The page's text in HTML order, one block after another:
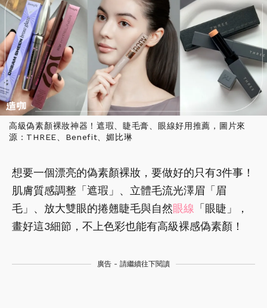
高級偽素顏裸妝神器！遮瑕、睫毛膏、眼線好用推薦，圖片來
源：THREE、Benefit、媚比琳
想要一個漂亮的偽素顏裸妝，要做好的只有3件事！
肌膚質感調整「遮瑕」、立體毛流光澤眉「眉
毛」、放大雙眼的捲翹睫毛與自然眼線 「眼睫」，
畫好這3細節，不上色彩也能有高級裸感偽素顏！
廣告 - 請繼續往下閱讀